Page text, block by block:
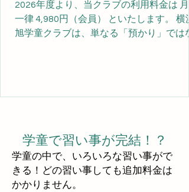
2026年度より、当クラブの利用料金は 月
一律 4,980円（会員） といたします。 横浜
旭学童クラブは、単なる「預かり」ではな
学童で習い事が完結！？
学童の中で、いろいろな習い事がで
きる！どの習い事しても追加料金は
かかりません。